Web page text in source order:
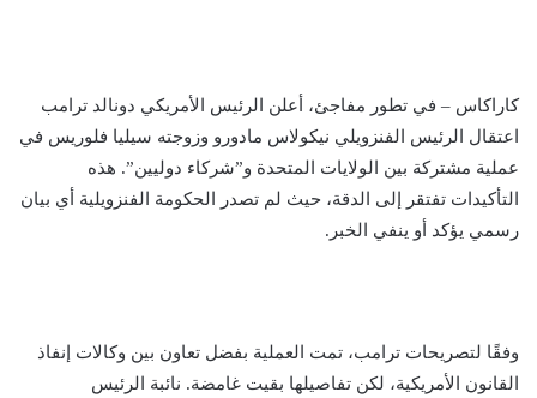
كاراكاس – في تطور مفاجئ، أعلن الرئيس الأمريكي دونالد ترامب
اعتقال الرئيس الفنزويلي نيكولاس مادورو وزوجته سيليا فلوريس في
عملية مشتركة بين الولايات المتحدة و”شركاء دوليين”. هذه
التأكيدات تفتقر إلى الدقة، حيث لم تصدر الحكومة الفنزويلية أي بيان
رسمي يؤكد أو ينفي الخبر.
وفقًا لتصريحات ترامب، تمت العملية بفضل تعاون بين وكالات إنفاذ
القانون الأمريكية، لكن تفاصيلها بقيت غامضة. نائبة الرئيس